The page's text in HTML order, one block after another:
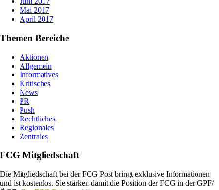
Mai 2017
April 2017
Themen Bereiche
Aktionen
Allgemein
Informatives
Kritisches
News
PR
Push
Rechtliches
Regionales
Zentrales
FCG Mitgliedschaft
Die Mitgliedschaft bei der FCG Post bringt exklusive Informationen
und ist kostenlos. Sie stärken damit die Position der FCG in der GPF/